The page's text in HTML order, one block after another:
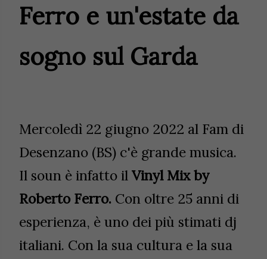
Ferro e un'estate da
sogno sul Garda
Mercoledì 22 giugno 2022 al Fam di
Desenzano (BS) c'è grande musica.
Il soun è infatto il Vinyl Mix by
Roberto Ferro. Con oltre 25 anni di
esperienza, è uno dei più stimati dj
italiani. Con la sua cultura e la sua